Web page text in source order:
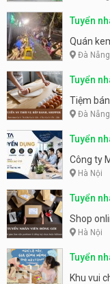
Tuyển
Quán
Đà Nẵng
Tuyển
Tiệm
Đà Nẵng
Tuyển
parttime,
Công ty
Hà Nội
Tuyển
Shop
Hà Nội
Tuyển
động
Khu vui